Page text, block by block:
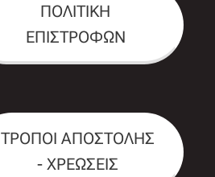
ΠΟΛΙΤΙΚΗ
ΕΠΙΣΤΡΟΦΩΝ
ΤΡΟΠΟΙ ΑΠΟΣΤΟΛΗΣ
- ΧΡΕΩΣΕΙΣ